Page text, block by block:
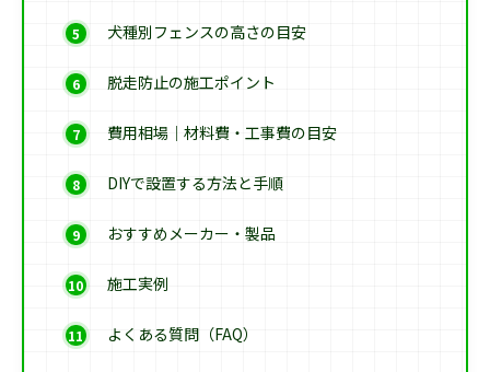
犬種別フェンスの高さの目安
脱走防止の施工ポイント
費用相場｜材料費・工事費の目安
DIYで設置する方法と手順
おすすめメーカー・製品
施工実例
よくある質問（FAQ）